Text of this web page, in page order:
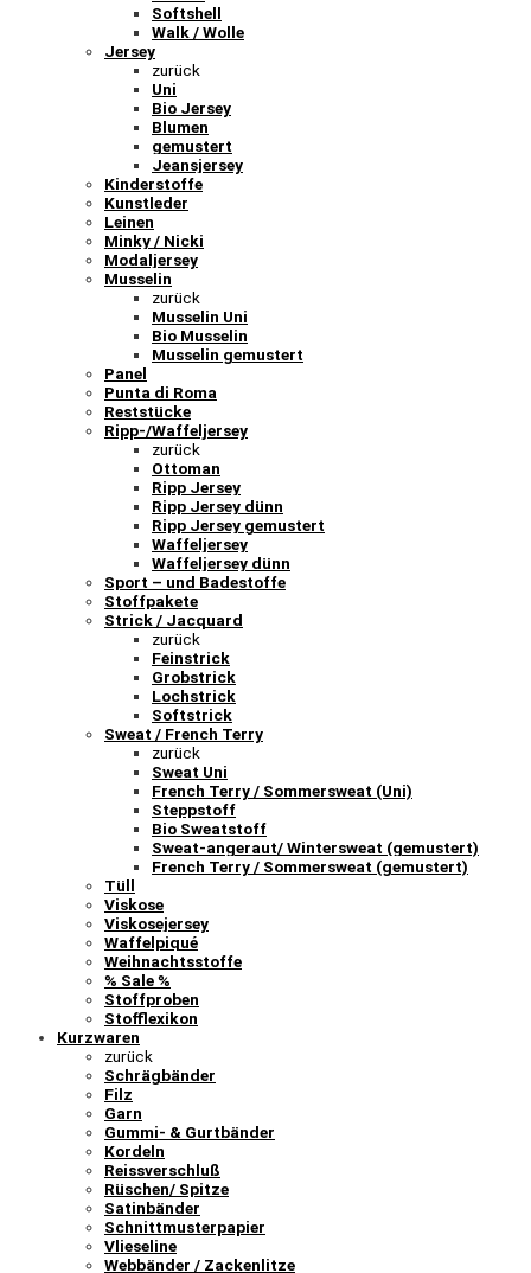
Softshell
Walk / Wolle
Jersey
zurück
Uni
Bio Jersey
Blumen
gemustert
Jeansjersey
Kinderstoffe
Kunstleder
Leinen
Minky / Nicki
Modaljersey
Musselin
zurück
Musselin Uni
Bio Musselin
Musselin gemustert
Panel
Punta di Roma
Reststücke
Ripp-/Waffeljersey
zurück
Ottoman
Ripp Jersey
Ripp Jersey dünn
Ripp Jersey gemustert
Waffeljersey
Waffeljersey dünn
Sport – und Badestoffe
Stoffpakete
Strick / Jacquard
zurück
Feinstrick
Grobstrick
Lochstrick
Softstrick
Sweat / French Terry
zurück
Sweat Uni
French Terry / Sommersweat (Uni)
Steppstoff
Bio Sweatstoff
Sweat-angeraut/ Wintersweat (gemustert)
French Terry / Sommersweat (gemustert)
Tüll
Viskose
Viskosejersey
Waffelpiqué
Weihnachtsstoffe
% Sale %
Stoffproben
Stofflexikon
Kurzwaren
zurück
Schrägbänder
Filz
Garn
Gummi- & Gurtbänder
Kordeln
Reissverschluß
Rüschen/ Spitze
Satinbänder
Schnittmusterpapier
Vlieseline
Webbänder / Zackenlitze